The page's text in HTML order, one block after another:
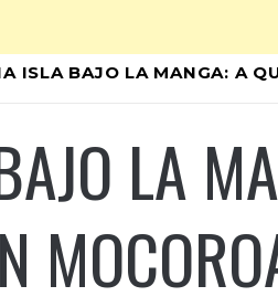
ISLA BAJO LA MANGA: A
LA